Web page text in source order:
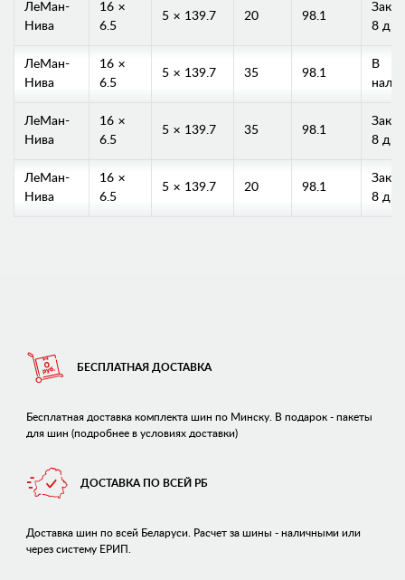
ЛеМан-
Нива
16 ×
6.5
5 × 139.7 20 98.1
8
ЛеМан-
Нива
16 ×
6.5
5 × 139.7 35 98.1
В
ЛеМан-
Нива
16 ×
6.5
5 × 139.7 35 98.1
8
ЛеМан-
Нива
16 ×
6.5
5 × 139.7 20 98.1
8
БЕСПЛАТНАЯ ДОСТАВКА
Бесплатная доставка комплекта шин по Минску. В подарок - пакеты
для шин (подробнее в условиях доставки)
ДОСТАВКА ПО ВСЕЙ РБ
Доставка шин по всей Беларуси. Расчет за шины - наличными или
через систему ЕРИП.